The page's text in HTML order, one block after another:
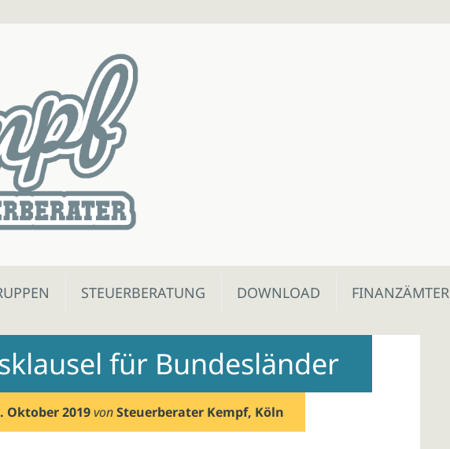
STEUERBERATUNG DOWNLOAD FINANZÄMTER
für Bundesländer
Oktober 2019 vonSteuerberater Kempf, Köln